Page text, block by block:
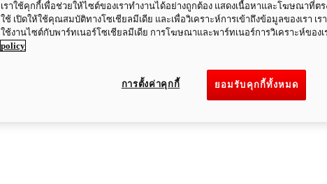
เราใช้คุกกี้เพื่อช่วยให้ไซต์ของเราทำงานได้อย่างถูกต้อง แสดงเนื้อหาและโฆษณาที่ต
ใช้ เปิดให้ใช้คุณสมบัติทางโซเชียลมีเดีย และเพื่อวิเคราะห์การเข้าถึงข้อมูลของเรา เ
ใช้งานไซต์กับพาร์ทเนอร์โซเชียลมีเดีย การโฆษณาและพาร์ทเนอร์การวิเคราะห์ของเ
policy
ยอมรับคุกกี้ทั้งหมด
การตั้งค่าคุกกี้